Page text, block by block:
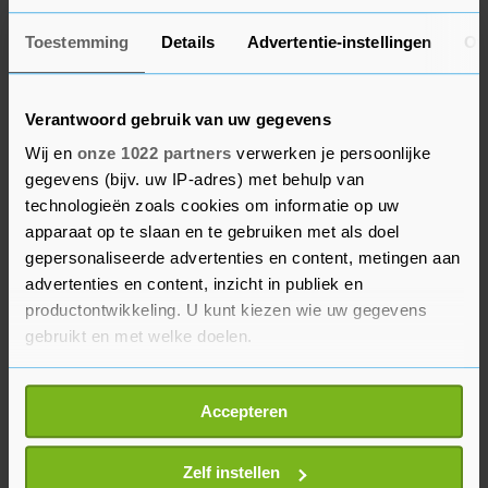
Toestemming Details Advertentie-instellingen
Verantwoord gebruik van uw gegevens
Wij en onze 1022 partners verwerken je persoonlijke
gegevens (bijv. uw IP-adres) met behulp van
technologieën zoals cookies om informatie op uw
apparaat op te slaan en te gebruiken met als doel
gepersonaliseerde advertenties en content, metingen aan
advertenties en content, inzicht in publiek en
productontwikkeling. U kunt kiezen wie uw gegevens
gebruikt en met welke doelen.
Als u het toestaat, willen we ook graag:
Informatie verzamelen over uw geografische
locatie, die tot een paar meter nauwkeurig kan zijn
Uw apparaat identificeren door het actief te
Accepteren
Zelf instellen
Om te voorkomen dat Rusland kwetsbare buren
van de EU in zijn greep krijgt wil de unie landen
EU-leiders graag toetredingsonderhandelingen
beginnen met het Balkanland, ook al vraagt
Nederland zich af of het land daar klaar voor is.
EU-diplomaten rekenen erop dat er goedkeuring
komt voor de onderhandelingen, maar dat later
nog gesproken wordt over de opzet daarvan.
Ook de Europese boeren komen aan bod. De
leiders bespreken voorstellen om klimaat- en
milieuregels verder te versoepelen en de import
van landbouwproducten uit Oekraïne aan banden
te leggen om hun tegemoet te komen.